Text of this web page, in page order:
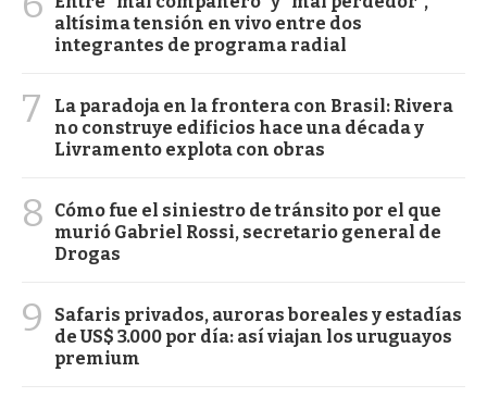
altísima tensión en vivo entre dos
integrantes de programa radial
7
La paradoja en la frontera con Brasil: Rivera
no construye edificios hace una década y
Livramento explota con obras
8
Cómo fue el siniestro de tránsito por el que
murió Gabriel Rossi, secretario general de
Drogas
9
Safaris privados, auroras boreales y estadías
de US$ 3.000 por día: así viajan los uruguayos
premium